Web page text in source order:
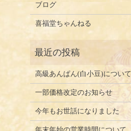
ブログ
喜福堂ちゃんねる
高級あんぱん(白小豆)について
一部価格改定のお知らせ
今年もお世話になりました